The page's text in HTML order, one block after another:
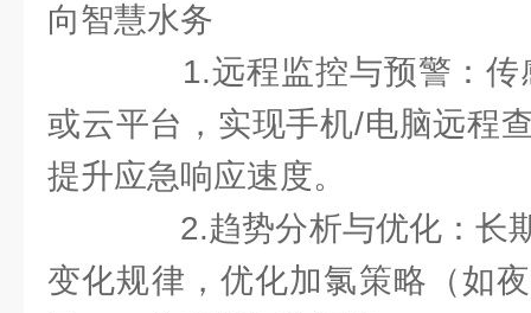
向智慧水务
1.远程监控与预警：传
或云平台，实现手机/电脑远程
提升应急响应速度。
2.趋势分析与优化：长
变化规律，优化加氯策略（如